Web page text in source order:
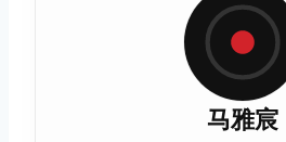
马雅宸